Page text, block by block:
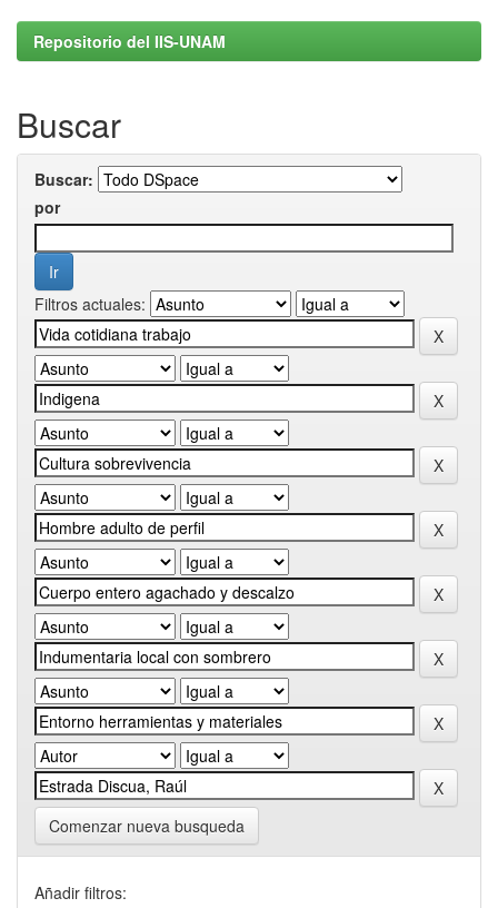
Repositorio del IIS-UNAM
Buscar
Buscar:
por
Filtros actuales:
Comenzar nueva busqueda
Añadir filtros: